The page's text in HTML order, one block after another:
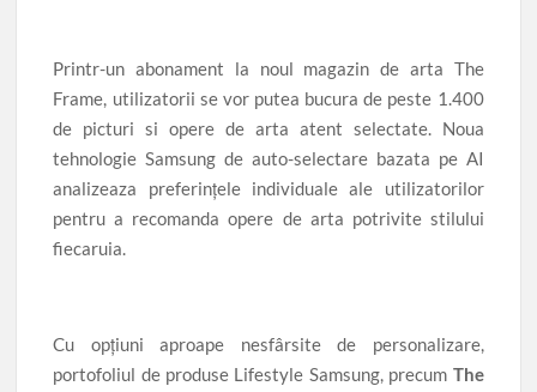
Printr-un abonament la noul magazin de arta The
Frame, utilizatorii se vor putea bucura de peste 1.400
de picturi si opere de arta atent selectate. Noua
tehnologie Samsung de auto-selectare bazata pe AI
analizeaza preferințele individuale ale utilizatorilor
pentru a recomanda opere de arta potrivite stilului
fiecaruia.
Cu opțiuni aproape nesfârsite de personalizare,
portofoliul de produse Lifestyle Samsung, precum The